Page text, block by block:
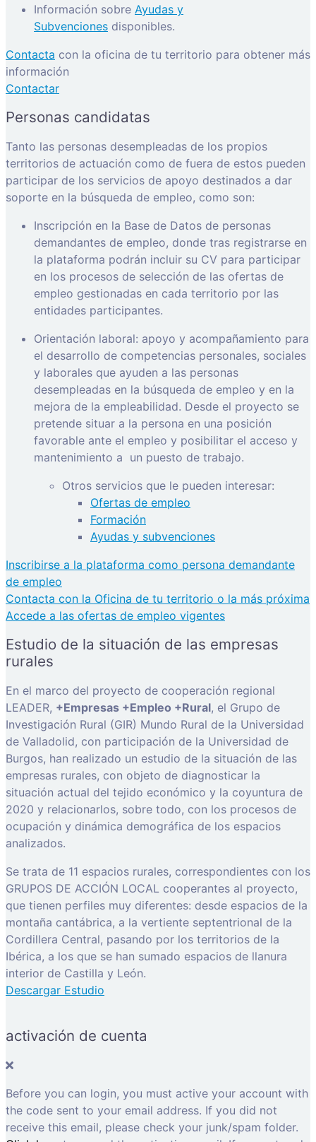
Información sobre Ayudas y
Subvenciones disponibles.
Contacta con la oficina de tu territorio para obtener más
información
Contactar
Personas candidatas
Tanto las personas desempleadas de los propios
territorios de actuación como de fuera de estos pueden
participar de los servicios de apoyo destinados a dar
soporte en la búsqueda de empleo, como son:
Inscripción en la Base de Datos de personas
demandantes de empleo, donde tras registrarse en
la plataforma podrán incluir su CV para participar
en los procesos de selección de las ofertas de
empleo gestionadas en cada territorio por las
entidades participantes.
Orientación laboral: apoyo y acompañamiento para
el desarrollo de competencias personales, sociales
y laborales que ayuden a las personas
desempleadas en la búsqueda de empleo y en la
mejora de la empleabilidad. Desde el proyecto se
pretende situar a la persona en una posición
favorable ante el empleo y posibilitar el acceso y
mantenimiento a un puesto de trabajo.
Otros servicios que le pueden interesar:
Ofertas de empleo
Formación
Ayudas y subvenciones
Inscribirse a la plataforma como persona demandante
de empleo
Contacta con la Oficina de tu territorio o la más próxima
Accede a las ofertas de empleo vigentes
Estudio de la situación de las empresas
rurales
En el marco del proyecto de cooperación regional
LEADER, +Empresas +Empleo +Rural, el Grupo de
Investigación Rural (GIR) Mundo Rural de la Universidad
de Valladolid, con participación de la Universidad de
Burgos, han realizado un estudio de la situación de las
empresas rurales, con objeto de diagnosticar la
situación actual del tejido económico y la coyuntura de
2020 y relacionarlos, sobre todo, con los procesos de
ocupación y dinámica demográfica de los espacios
analizados.
Se trata de 11 espacios rurales, correspondientes con los
GRUPOS DE ACCIÓN LOCAL cooperantes al proyecto,
que tienen perfiles muy diferentes: desde espacios de la
montaña cantábrica, a la vertiente septentrional de la
Cordillera Central, pasando por los territorios de la
Ibérica, a los que se han sumado espacios de llanura
interior de Castilla y León.
Descargar Estudio
activación de cuenta
Before you can login, you must active your account with
the code sent to your email address. If you did not
receive this email, please check your junk/spam folder.